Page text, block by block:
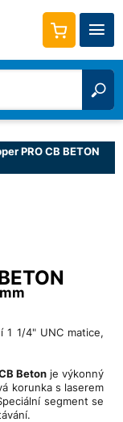
PRO CB BETON
4" UNC matice,
Betonje výkonný
korunka s laserem
segment se